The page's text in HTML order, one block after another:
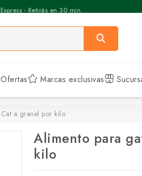
- Retirás en 30 min.
Ofertas Marcas exclusivas
a granel por kilo
Alimento para
kilo